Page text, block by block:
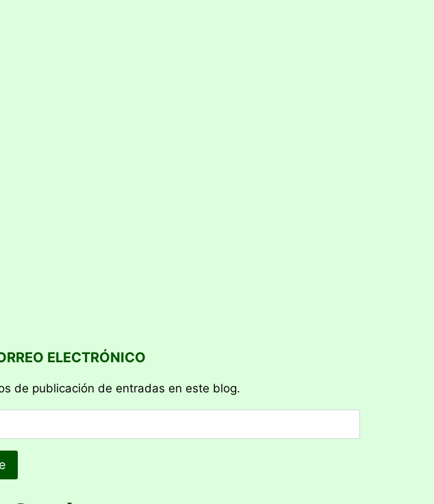
ELECTRÓNICO
de publicación de entradas en este blog.